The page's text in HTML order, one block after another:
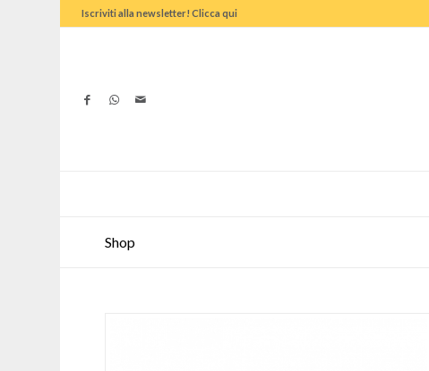
Iscriviti alla newsletter! Clicca qui
Shop